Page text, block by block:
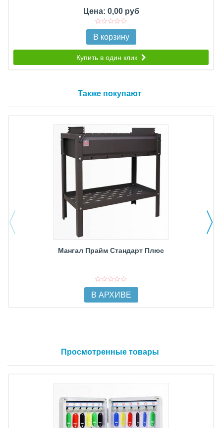
Цена: 0,00 руб
В корзину
Купить в один клик
Также покупают
Мангал Прайм Стандарт Плюс
В АРХИВЕ
Просмотренные товары